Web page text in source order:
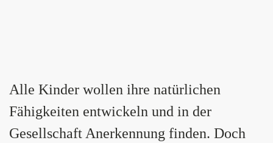
Alle Kinder wollen ihre natürlichen
Fähigkeiten entwickeln und in der
Gesellschaft Anerkennung finden. Doch